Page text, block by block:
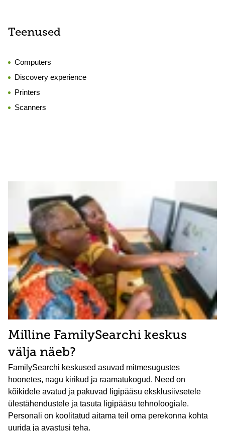
Teenused
Computers
Discovery experience
Printers
Scanners
Milline FamilySearchi keskus
välja näeb?
FamilySearchi keskused asuvad mitmesugustes
hoonetes, nagu kirikud ja raamatukogud. Need on
kõikidele avatud ja pakuvad ligipääsu eksklusiivsetele
ülestähendustele ja tasuta ligipääsu tehnoloogiale.
Personali on koolitatud aitama teil oma perekonna kohta
uurida ja avastusi teha.